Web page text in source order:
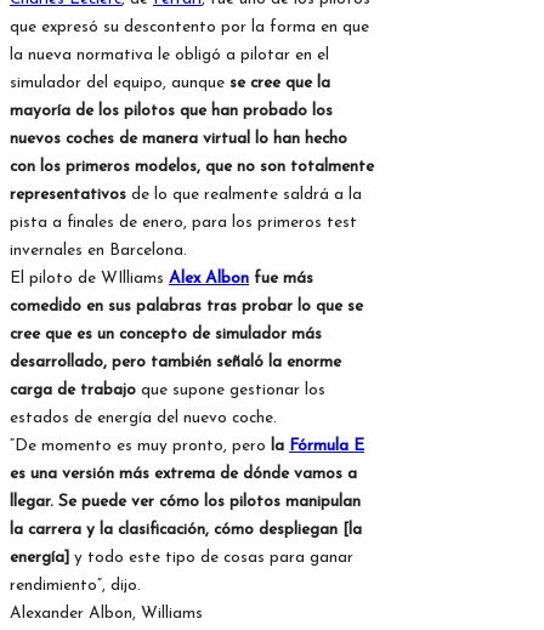
que expresó su descontento por la forma en que
la nueva normativa le obligó a pilotar en el
simulador del equipo, aunque se cree que la
mayoría de los pilotos que han probado los
nuevos coches de manera virtual lo han hecho
con los primeros modelos, que no son totalmente
representativos de lo que realmente saldrá a la
pista a finales de enero, para los primeros test
invernales en Barcelona.
El piloto de WIlliams Alex Albon fue más
comedido en sus palabras tras probar lo que se
cree que es un concepto de simulador más
desarrollado, pero también señaló la enorme
carga de trabajo que supone gestionar los
estados de energía del nuevo coche.
“De momento es muy pronto, pero
la Fórmula E
es una versión más extrema de dónde vamos a
llegar. Se puede ver cómo los pilotos manipulan
la carrera y la clasificación, cómo despliegan [la
energía]
y todo este tipo de cosas para ganar
rendimiento”, dijo.
Alexander Albon, Williams